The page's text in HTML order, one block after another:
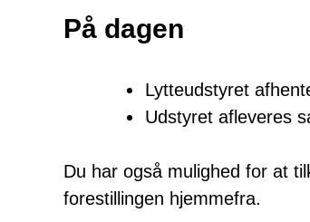
På dagen
Lytteudstyret
Udstyret afleveres
Du har også mulighed for at
forestillingen hjemmefra.